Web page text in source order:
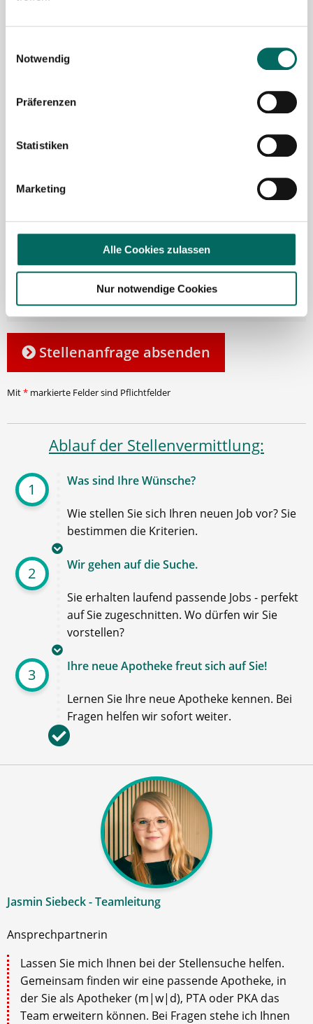
Notwendig
Präferenzen
Statistiken
Marketing
Alle Cookies zulassen
Nur notwendige Cookies
sowie denDatenschutzbestimmungen
der Deutscher
Apotheker Service, Talentzeit GmbH, 33611 Bielefeld. zu.
Ich möchte den Apotheken-Newsletter
Pharmazie- und Apothekenbranche
einverstanden, dass meine Interaktionen
damit passende und relevante
Informationen für mich bereitgestellt
werden können. Im Übrigen habe ich die
Datenschutzerklärunggelesen und bin mit
ihr einverstanden.
Stellenanfrage absenden
Mit* markierte Felder sind Pflichtfelder
Ablauf der Stellenvermittlung:
1 Was sind Ihre Wünsche?
Wie stellen Sie sich Ihren neuen Job vor? Sie
bestimmen die Kriterien.
2 Wir gehen auf die Suche.
Sie erhalten laufend passende Jobs - perfekt
auf Sie zugeschnitten. Wo dürfen wir Sie
vorstellen?
3 Ihre neue Apotheke freut sich auf Sie!
Lernen Sie Ihre neue Apotheke kennen. Bei
Fragen helfen wir sofort weiter.
Jasmin Siebeck - Teamleitung
Ansprechpartnerin
Lassen Sie mich Ihnen bei der Stellensuche helfen.
Gemeinsam finden wir eine passende Apotheke, in
der Sie als Apotheker (m|w|d), PTA oder PKA das
Team erweitern können. Bei Fragen stehe ich Ihnen